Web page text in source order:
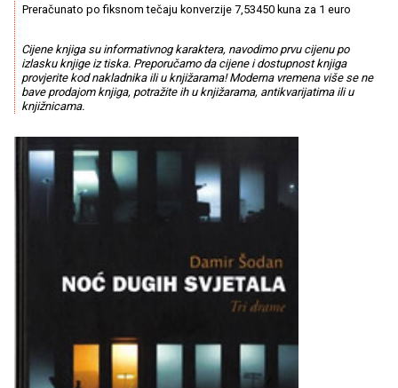
Preračunato po fiksnom tečaju konverzije 7,53450 kuna za 1 euro
Cijene knjiga su informativnog karaktera, navodimo prvu cijenu po
izlasku knjige iz tiska. Preporučamo da cijene i dostupnost knjiga
provjerite kod nakladnika ili u knjižarama! Moderna vremena više se ne
bave prodajom knjiga, potražite ih u knjižarama, antikvarijatima ili u
knjižnicama.